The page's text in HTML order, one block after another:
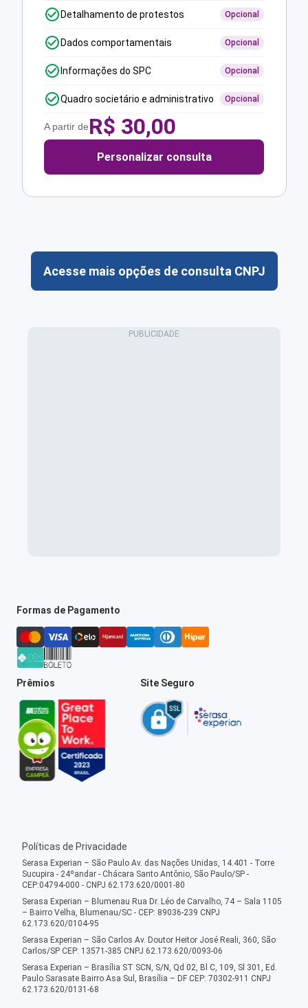
Detalhamento de protestos Opcional
Dados comportamentais Opcional
Informações do SPC Opcional
Quadro societário e administrativo Opcional
A partir deR$ 30,00
Personalizar consulta
Acesse mais opções de consulta CNPJ
Formas de Pagamento
Prêmios Site Seguro
Políticas de Privacidade
Serasa Experian – São Paulo Av. das Nações Unidas, 14.401 - Torre
Sucupira - 24ºandar - Chácara Santo Antônio, São Paulo/SP -
CEP:04794-000 - CNPJ 62.173.620/0001-80
Serasa Experian – Blumenau Rua Dr. Léo de Carvalho, 74 – Sala 1105
– Bairro Velha, Blumenau/SC - CEP: 89036-239 CNPJ
62.173.620/0104-95
Serasa Experian – São Carlos Av. Doutor Heitor José Reali, 360, São
Carlos/SP CEP: 13571-385 CNPJ 62.173.620/0093-06
Serasa Experian – Brasília ST SCN, S/N, Qd 02, Bl C, 109, Sl 301, Ed.
Paulo Sarasate Bairro Asa Sul, Brasília – DF CEP: 70302-911 CNPJ
62.173.620/0131-68